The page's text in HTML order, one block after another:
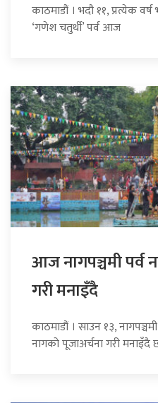
काठमाडौं । भदौ ११, प्रत्येक
‘गणेश चतुर्थी’ पर्व आज
आज नागपञ्चमी पर्व
गरी मनाइँदै
काठमाडौं । साउन १३,
नागको पूजाअर्चना गरी मनाइँदै